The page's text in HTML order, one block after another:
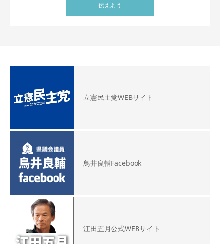
伝えよう
立憲民主党WEBサイト
鳥井良輔Facebook
江田五月公式WEBサイト